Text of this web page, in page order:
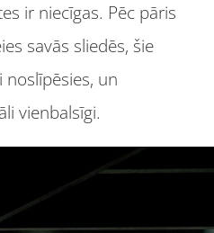
ir niecīgas. Pēc pāris
savās sliedēs, šie
un
vienbalsīgi.